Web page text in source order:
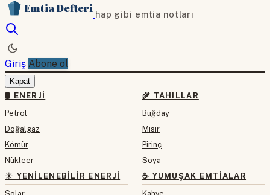
Emtia Defteri hap gibi emtia notları
Giriş Abone ol
Kapat
🛢 ENERJI
Petrol
Doğalgaz
Kömür
Nükleer
☀️ YENILENEBILIR ENERJI
🌾 TAHILLAR
Buğday
Mısır
Pirinç
Soya
☕ YUMUŞAK EMTIALAR